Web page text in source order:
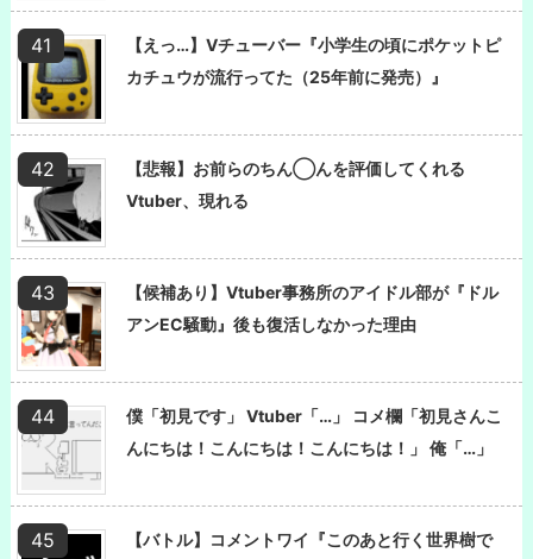
【えっ…】Vチューバー『小学生の頃にポケットピ
カチュウが流行ってた（25年前に発売）』
【悲報】お前らのちん◯んを評価してくれる
Vtuber、現れる
【候補あり】Vtuber事務所のアイドル部が『ドル
アンEC騒動』後も復活しなかった理由
僕「初見です」 Vtuber「…」 コメ欄「初見さんこ
んにちは！こんにちは！こんにちは！」 俺「…」
【バトル】コメントワイ『このあと行く世界樹で